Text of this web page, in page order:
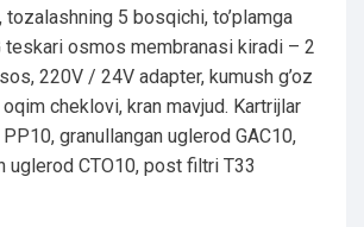
5 bosqichi, to’plamga
teskari osmos membranasi kiradi – 2
220V / 24V adapter, kumush g’oz
oqim cheklovi, kran mavjud. Kartrijlar
granullangan uglerod GAC10,
uglerod CTO10, post filtri T33